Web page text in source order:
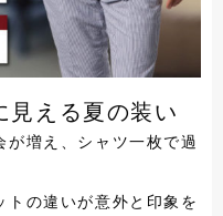
見える夏の装い
増え、シャツ一枚で過
の違いが意外と印象を